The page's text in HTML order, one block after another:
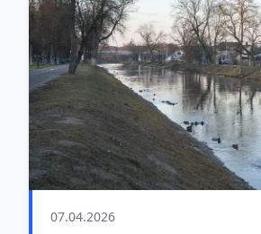
07.04.2026